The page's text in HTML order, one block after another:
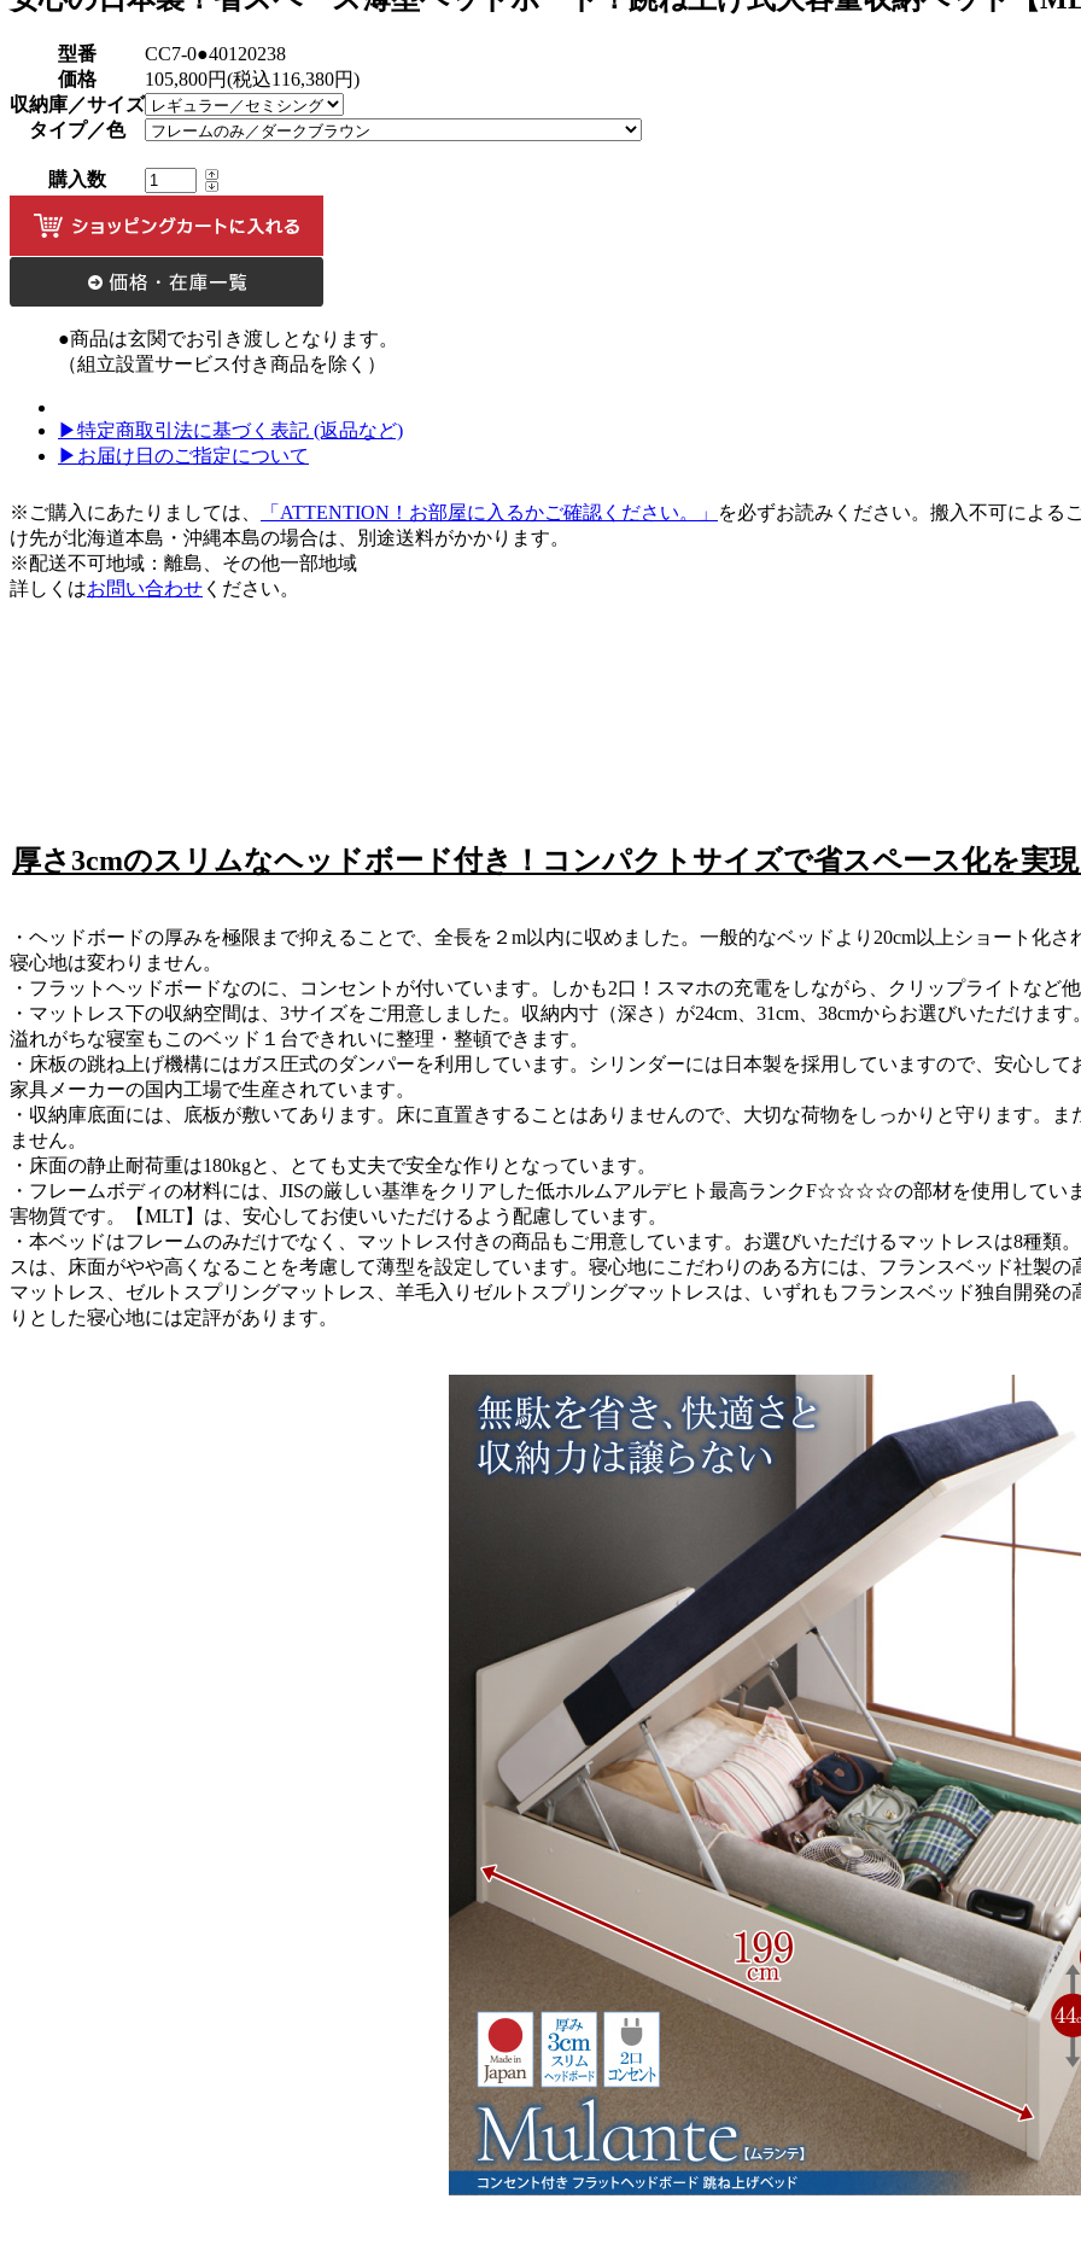
型番
CC7-0●40120238
価格
105,800円(税込116,380円)
収納庫／サイズ
タイプ／色
購入数
●商品は玄関でお引き渡しとなります。
（組立設置サービス付き商品を除く）
▶特定商取引法に基づく表記 (返品など)
▶お届け日のご指定について
※ご購入にあたりましては、 「ATTENTION！お部屋に入るかご確認ください。」
を必ずお読みください。搬入不可によ
け先が北海道本島・沖縄本島の場合は、別途送料がかかります。
※配送不可地域：離島、その他一部地域
詳しくはお問い合わせ ください。
厚さ3cmのスリムなヘッドボード付き！コンパクトサイズで省スペース化を実
・ヘッドボードの厚みを極限まで抑えることで、全長を２m以内に収めました。一般的なベッドより20cm以上ショート化
寝心地は変わりません。
・フラットヘッドボードなのに、コンセントが付いています。しかも2口！スマホの充電をしながら、クリップライトなど
・マットレス下の収納空間は、3サイズをご用意しました。収納内寸（深さ）が24cm、31cm、38cmからお選びいただけま
溢れがちな寝室もこのベッド１台できれいに整理・整頓できます。
・床板の跳ね上げ機構にはガス圧式のダンパーを利用しています。シリンダーには日本製を採用していますので、安心し
家具メーカーの国内工場で生産されています。
・収納庫底面には、底板が敷いてあります。床に直置きすることはありませんので、大切な荷物をしっかりと守ります。
ません。
・床面の静止耐荷重は180kgと、とても丈夫で安全な作りとなっています。
・フレームボディの材料には、JISの厳しい基準をクリアした低ホルムアルデヒト最高ランクF☆☆☆☆の部材を使用してい
害物質です。【MLT】は、安心してお使いいただけるよう配慮しています。
・本ベッドはフレームのみだけでなく、マットレス付きの商品もご用意しています。お選びいただけるマットレスは8種
スは、床面がやや高くなることを考慮して薄型を設定しています。寝心地にこだわりのある方には、フランスベッド社製
マットレス、ゼルトスプリングマットレス、羊毛入りゼルトスプリングマットレスは、いずれもフランスベッド独自開発
りとした寝心地には定評があります。